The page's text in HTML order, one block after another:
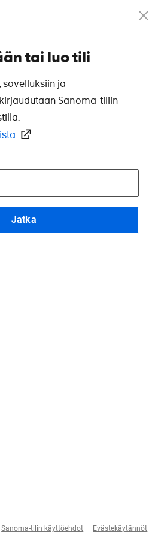
tai luo tili
sovelluksiin ja
Sanoma-tiliin
Jatka
Sanoma-tilin käyttöehdot Evästekäytännöt